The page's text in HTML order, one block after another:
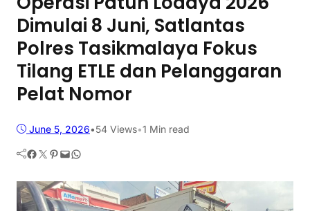
Dimulai 8 Juni, Satlantas
Polres Tasikmalaya Fokus
Tilang ETLE dan Pelanggaran
Pelat Nomor
June 5, 2026•54 Views•1 Min read
Facebook Twitter Pinterest Mail WhatsApp